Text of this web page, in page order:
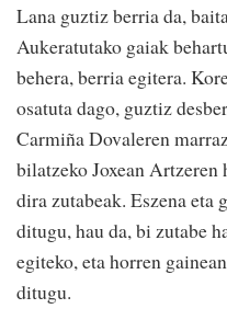
Lana guztiz berria da,
Aukeratutako gaiak
behera, berria egitera.
osatuta dago, guztiz
Carmiña Dovaleren
bilatzeko Joxean
dira zutabeak. Eszena eta
ditugu, hau da, bi zutabe
egiteko, eta horren
ditugu.